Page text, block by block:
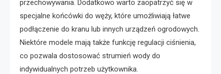
przechowywania. Dodatkowo warto zaopatrzyć się w
specjalne końcówki do węży, które umożliwiają łatwe
podłączenie do kranu lub innych urządzeń ogrodowych.
Niektóre modele mają także funkcję regulacji ciśnienia,
co pozwala dostosować strumień wody do
indywidualnych potrzeb użytkownika.